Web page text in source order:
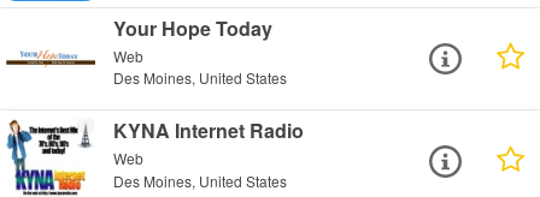
Your Hope Today
Web
Des Moines, United States
KYNA Internet Radio
Web
Des Moines, United States